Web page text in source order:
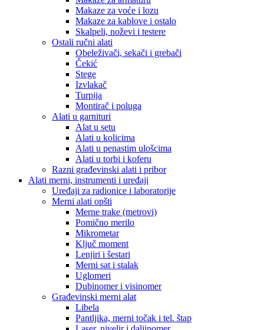
Makaze za voće i lozu
Makaze za kablove i ostalo
Skalpeli, noževi i testere
Ostali ručni alati
Obeleživači, sekači i grebači
Čekić
Stege
Izvlakač
Turpija
Montirač i poluga
Alati u garnituri
Alat u setu
Alati u kolicima
Alati u penastim ulošcima
Alati u torbi i koferu
Razni građevinski alati i pribor
Alati merni, instrumenti i uređaji
Uređaji za radionice i laboratorije
Merni alati opšti
Merne trake (metrovi)
Pomično merilo
Mikrometar
Ključ moment
Lenjiri i šestari
Merni sat i stalak
Uglomeri
Dubinomer i visinomer
Građevinski merni alat
Libela
Pantljika, merni točak i tel. štap